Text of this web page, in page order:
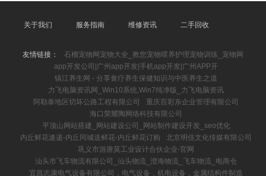
关于我们 服务指南 维修资讯 二手回收
友情链接：
石榴宠物网宠物大全_教您宠物喂养护理宠物训练_宠物网
app开发公司|广州app开发|手机app开发|广州APP开
镇江养生网 - 分享食疗养生保健知识与中医养生之道
力飞电脑资讯网_Win10系统,Win7纯净版_力飞电脑资讯
阿勒泰地区切坏公路工程有限公司
重庆百彩东企业管理有限公司
海口荣耀陶网络科技有限公司
平顶山网站搭建_网站建设公司_网站制作建设开发_seo优化
内丘鲜花速递-内丘同城送鲜花-内丘鲜花订购
北京明佳文化传媒有限公司
巩义市游唐莫工业设计合伙企业-官网
汕头市飞车物流有限公司_汕头物流_澄海物流_飞车物流_电商仓
宜昌志康电气设备有限公司，电气设备，机电设备，金属结构件制造